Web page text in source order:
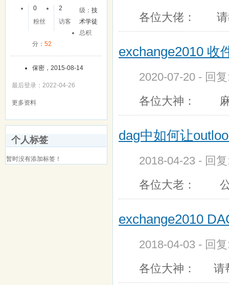
0
粉丝
2
访客
级：技
术学徒
总积
分： 52
保密，2015-08-14
最后登录：2022-04-26
更多资料
个人标签
暂时没有添加标签！
各位大佬： 请
exchange2010 收
2020-07-20 - 回
各位大神： 麻
dag中如何让
2018-04-23 - 回
各位大老： 公
exchange2010
2018-04-03 - 回
各位大神： 请